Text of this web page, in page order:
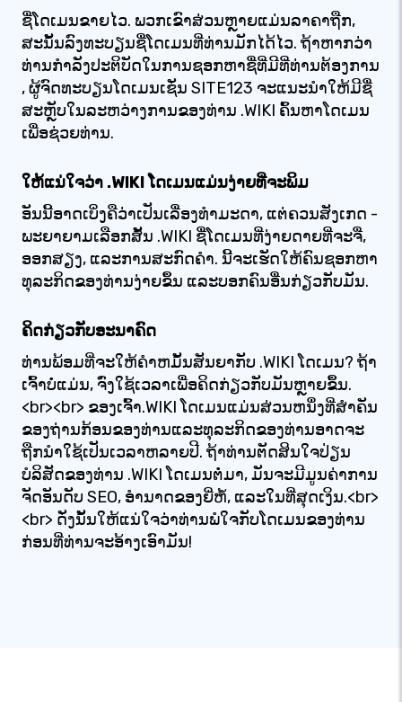
ຊື່ໂດເມນຂາຍໄວ. ພວກເຂົາສ່ວນຫຼາຍແມ່ນລາຄາຖືກ,
ສະນັ້ນລົງທະບຽນຊື່ໂດເມນທີ່ທ່ານມັກໄດ້ໄວ. ຖ້າ​ຫາກ​ວ່າ​
ທ່ານ​ກໍາ​ລັງ​ປະ​ຕິ​ບັດ​ໃນ​ການ​ຊອກ​ຫາ​ຊື່​ທີ່​ມີ​ທີ່​ທ່ານ​ຕ້ອງ​ການ​
, ຜູ້​ຈົດ​ທະ​ບຽນ​ໂດ​ເມນ​ເຊັ່ນ SITE123 ຈະ​ແນະ​ນໍາ​ໃຫ້​ມີ​ຊື່​
ສະ​ຫຼັບ​ໃນ​ລະ​ຫວ່າງ​ການ​ຂອງ​ທ່ານ .WIKI ຄົ້ນຫາໂດເມນ
ເພື່ອຊ່ວຍທ່ານ.
ໃຫ້ແນ່ໃຈວ່າ .WIKI ໂດເມນແມ່ນງ່າຍທີ່ຈະພິມ
ອັນນີ້ອາດເບິ່ງຄືວ່າເປັນເລື່ອງທຳມະດາ, ແຕ່ຄວນສັງເກດ -
ພະຍາຍາມເລືອກສັ້ນ .WIKI ຊື່ໂດເມນທີ່ງ່າຍດາຍທີ່ຈະຈື່,
ອອກສຽງ, ແລະການສະກົດຄໍາ. ນີ້ຈະເຮັດໃຫ້ຄົນຊອກຫາ
ທຸລະກິດຂອງທ່ານງ່າຍຂຶ້ນ ແລະບອກຄົນອື່ນກ່ຽວກັບມັນ.
ຄິດກ່ຽວກັບອະນາຄົດ
ທ່ານພ້ອມທີ່ຈະໃຫ້ຄໍາຫມັ້ນສັນຍາກັບ .WIKI ໂດເມນ? ຖ້າ
ເຈົ້າບໍ່ແມ່ນ, ຈົ່ງໃຊ້ເວລາເພື່ອຄິດກ່ຽວກັບມັນຫຼາຍຂຶ້ນ.
<br><br> ຂອງເຈົ້າ.WIKI ໂດເມນແມ່ນສ່ວນຫນຶ່ງທີ່ສໍາຄັນ
ຂອງຖ່ານກ້ອນຂອງທ່ານແລະທຸລະກິດຂອງທ່ານອາດຈະ
ຖືກນໍາໃຊ້ເປັນເວລາຫລາຍປີ. ຖ້າທ່ານຕັດສິນໃຈປ່ຽນ
ບໍລິສັດຂອງທ່ານ .WIKI ໂດເມນຕໍ່ມາ, ມັນຈະມີມູນຄ່າການ
ຈັດອັນດັບ SEO, ອໍານາດຂອງຍີ່ຫໍ້, ແລະໃນທີ່ສຸດເງິນ.<br>
<br> ດັ່ງນັ້ນໃຫ້ແນ່ໃຈວ່າທ່ານພໍໃຈກັບໂດເມນຂອງທ່ານ
ກ່ອນທີ່ທ່ານຈະອ້າງເອົາມັນ!